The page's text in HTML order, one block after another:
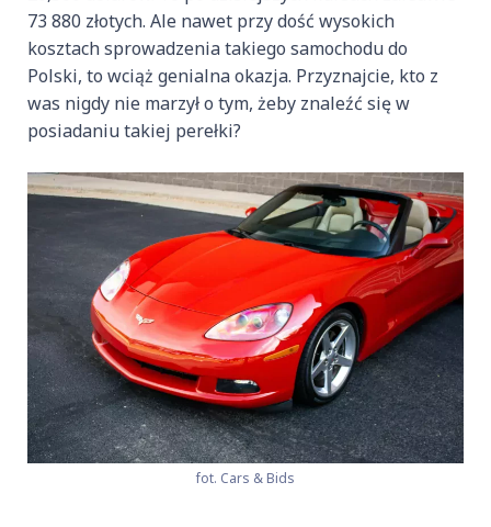
73 880 złotych. Ale nawet przy dość wysokich
kosztach sprowadzenia takiego samochodu do
Polski, to wciąż genialna okazja. Przyznajcie, kto z
was nigdy nie marzył o tym, żeby znaleźć się w
posiadaniu takiej perełki?
fot. Cars & Bids